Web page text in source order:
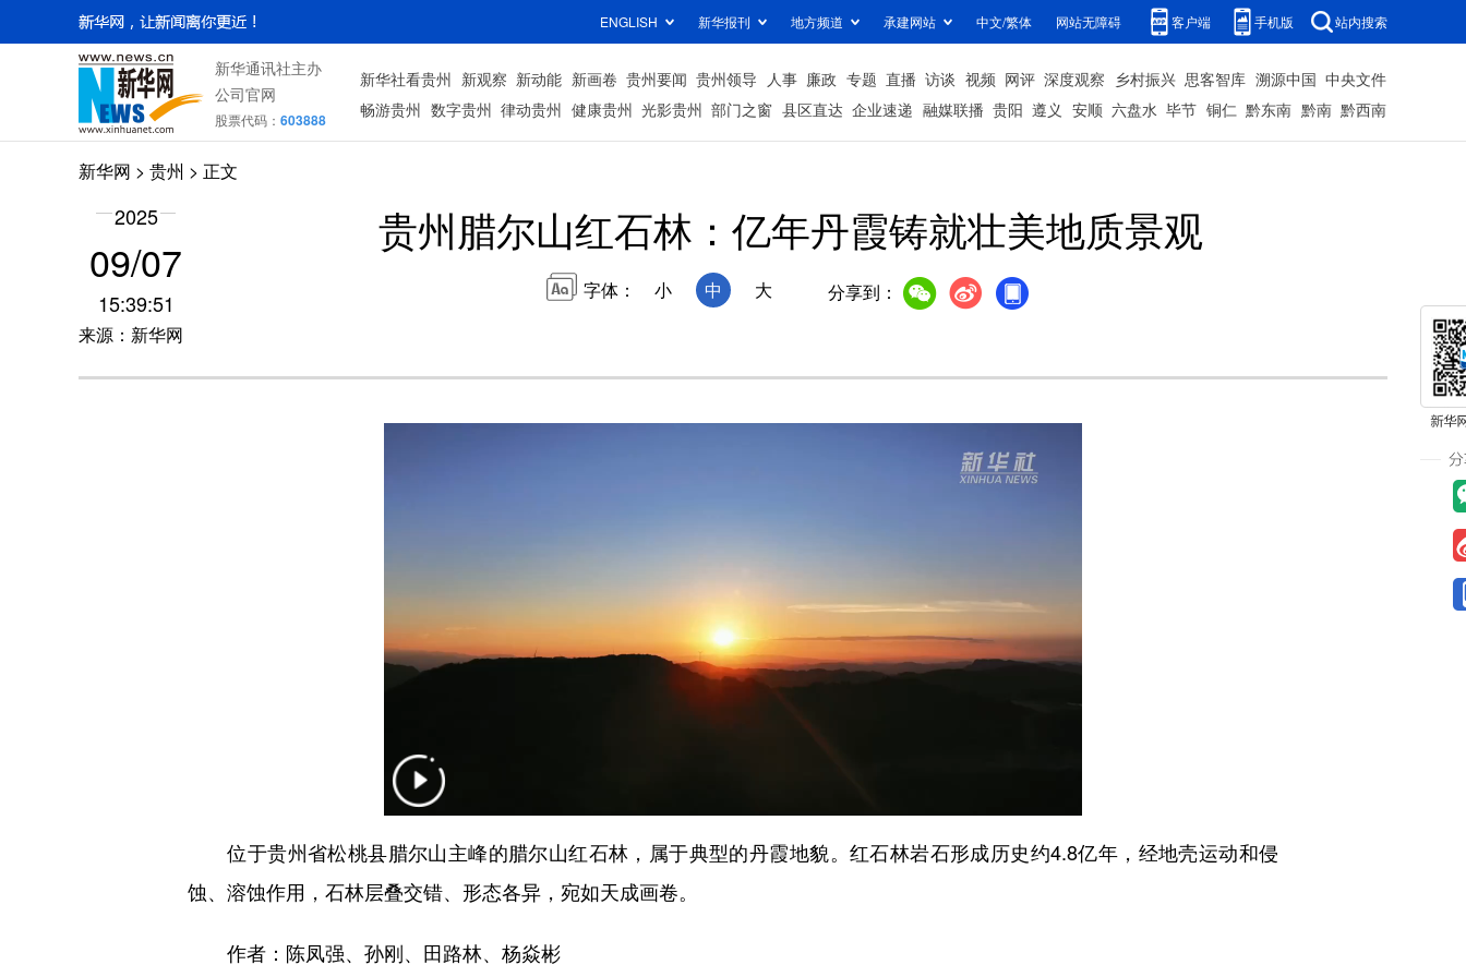
ENGLISH 新华报刊 地方频道 承建网站 中文/繁体 网站无障碍 客户端 手机版 站内搜索
新华通讯社主办
公司官网
股票代码： 603888
新华社看贵州 新观察 新动能 新画卷 贵州要闻 贵州领导 人事 廉政 专题 直播 访谈 视频 网评 深度观察 乡村振兴 思客智库 溯源中国 中央文件
畅游贵州 数字贵州 律动贵州 健康贵州 光影贵州 部门之窗 县区直达 企业速递 融媒联播 贵阳 遵义 安顺 六盘水 毕节 铜仁 黔东南 黔南 黔西南
新华网 > 贵州 > 正文
2025
09/07
15:39:51
来源：新华网
贵州腊尔山红石林：亿年丹霞铸就壮美地质景观
字体： 小 中 大 分享到：
位于贵州省松桃县腊尔山主峰的腊尔山红石林，属于典型的丹霞地貌。红石林岩石形成历史约4.8亿年，经地壳运动和侵
蚀、溶蚀作用，石林层叠交错、形态各异，宛如天成画卷。
作者：陈凤强、孙刚、田路林、杨焱彬